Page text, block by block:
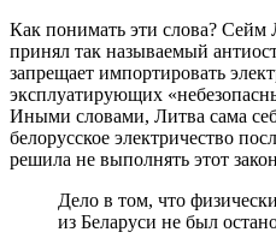
Как понимать эти слова? Сейм
принял так называемый
запрещает импортировать
эксплуатирующих
Иными словами, Литва сама
белорусское электричество
решила не выполнять этот
Дело в том, что
из Беларуси не был